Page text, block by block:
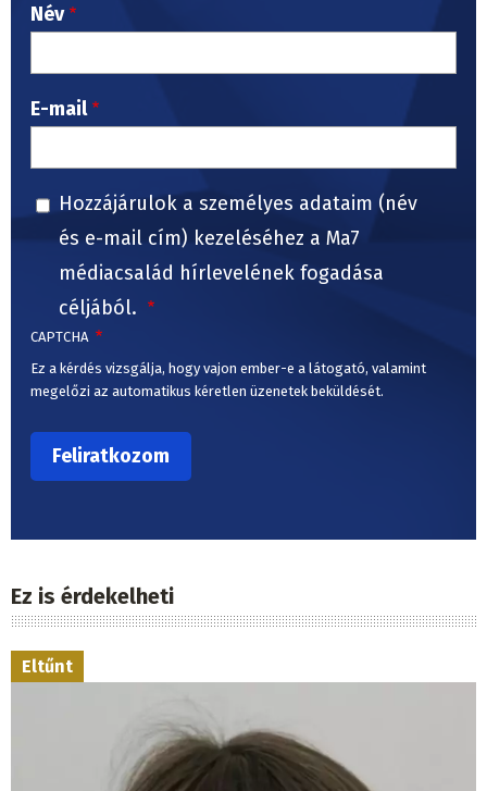
Név
E-mail
Hozzájárulok a személyes adataim (név
és e-mail cím) kezeléséhez a Ma7
médiacsalád hírlevelének fogadása
céljából.
CAPTCHA
Ez a kérdés vizsgálja, hogy vajon ember-e a látogató, valamint
megelőzi az automatikus kéretlen üzenetek beküldését.
Ez is érdekelheti
Eltűnt